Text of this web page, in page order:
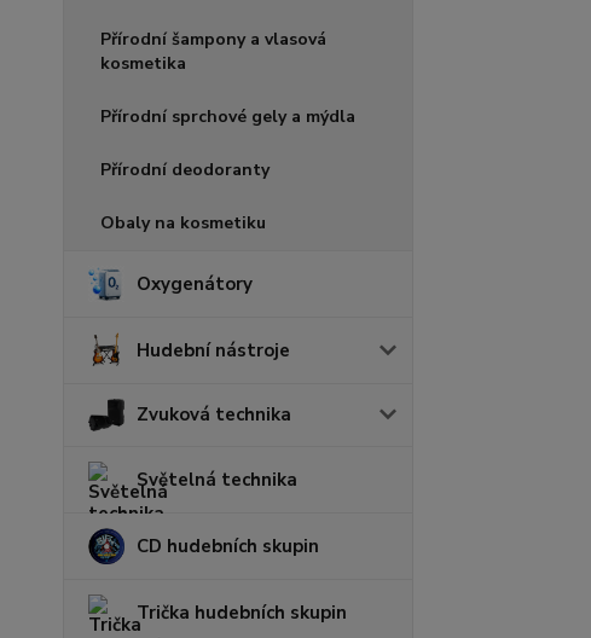
Přírodní šampony a vlasová
kosmetika
Přírodní sprchové gely a mýdla
Přírodní deodoranty
Obaly na kosmetiku
Oxygenátory
Hudební nástroje
Zvuková technika
Světelná technika
CD hudebních skupin
Trička hudebních skupin